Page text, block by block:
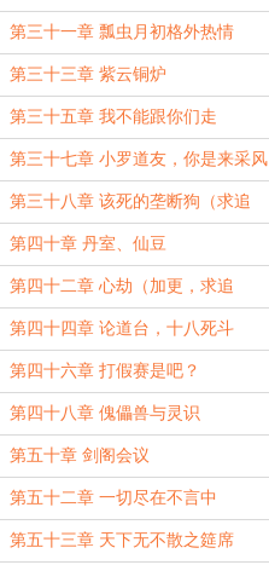
第三十一章 瓢虫月初格外热情
第三十三章 紫云铜炉
第三十五章 我不能跟你们走
第三十七章 小罗道友，你是来采风
的吗
第三十八章 该死的垄断狗（求追
读）
第四十章 丹室、仙豆
第四十二章 心劫（加更，求追
读！）
第四十四章 论道台，十八死斗
第四十六章 打假赛是吧？
第四十八章 傀儡兽与灵识
第五十章 剑阁会议
第五十二章 一切尽在不言中
第五十三章 天下无不散之筵席